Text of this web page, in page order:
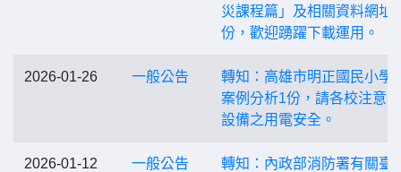
災課程篇」及相關資料網址
份，歡迎踴躍下載運用。
2026-01-26 一般公告
轉知：高雄市明正國民小學
案例分析1份，請各校注意
設備之用電安全。
2026-01-12 一般公告
轉知：內政部消防署有關臺